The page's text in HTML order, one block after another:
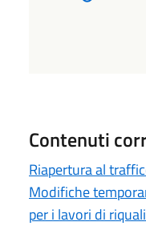
Contenuti
Riapertura al
Modifiche
per i lavori di